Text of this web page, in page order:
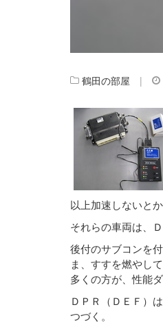
鶴田の部屋 |
以上加速しないと
それらの車両は、
後付のサブコンを
ま、すすを燃やし
多くの方が、性能
ＤＰＲ（ＤＥＦ）
つづく。